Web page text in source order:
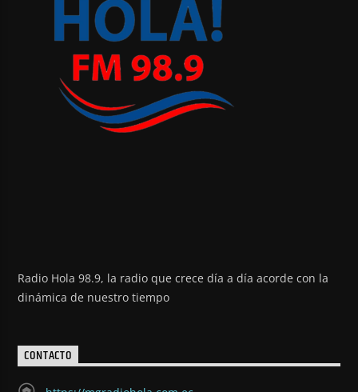
Radio Hola 98.9, la radio que crece día a día acorde con la
dinámica de nuestro tiempo
CONTACTO